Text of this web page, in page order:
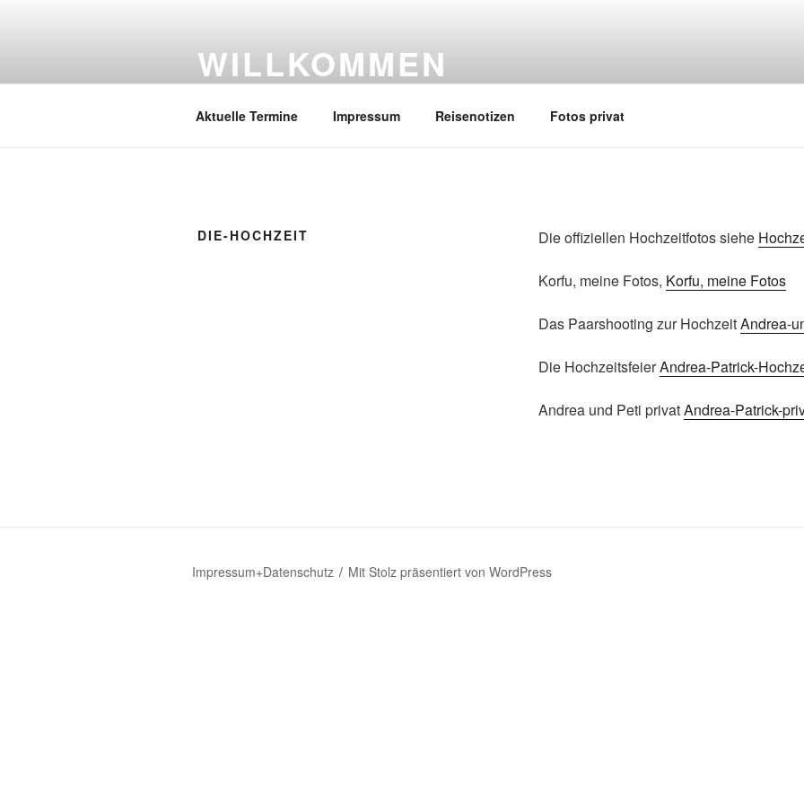
WILLKOMMEN
Aktuelle Termine Impressum Reisenotizen Fotos privat
DIE-HOCHZEIT Die offiziellen Hochzeitfotos siehe
Korfu, meine Fotos, Korfu, meine Fotos
Das Paarshooting zur HochzeitAndrea-
Die HochzeitsfeierAndrea-Patrick-
Andrea und Peti privatAndrea-Patrick-
Impressum+Datenschutz Mit Stolz präsentiert von WordPress